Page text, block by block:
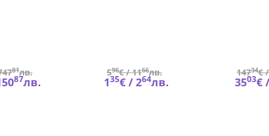
81лв.
87лв.
596€ /1166лв.
135€ /264лв.
14734€
3503€